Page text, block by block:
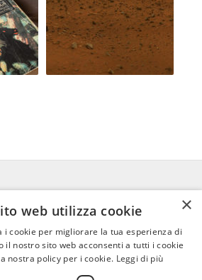
MOTTA EDITORE
info@mottaeditore.it–
Cap.Soc. € 1.000.000 I.V. –
×
web utilizza cookie
i cookie per migliorare la tua esperienza di
il nostro sito web acconsenti a tutti i cookie
nostra policy per i cookie. Leggi di più